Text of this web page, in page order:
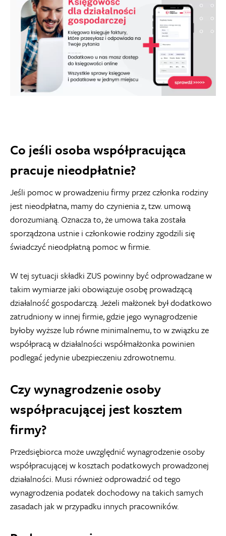
Co jeśli osoba współpracująca
pracuje nieodpłatnie?
Jeśli pomoc w prowadzeniu firmy przez członka rodziny
jest nieodpłatna, mamy do czynienia z, tzw. umową
dorozumianą. Oznacza to, że umowa taka została
sporządzona ustnie i członkowie rodziny zgodzili się
świadczyć nieodpłatną pomoc w firmie.
W tej sytuacji składki ZUS powinny być odprowadzane w
takim wymiarze jaki obowiązuje osobę prowadzącą
działalność gospodarczą. Jeżeli małżonek był dodatkowo
zatrudniony w innej firmie, gdzie jego wynagrodzenie
byłoby wyższe lub równe minimalnemu, to w związku ze
współpracą w działalności współmałżonka powinien
podlegać jedynie ubezpieczeniu zdrowotnemu.
Czy wynagrodzenie osoby
współpracującej jest kosztem
firmy?
Przedsiębiorca może uwzględnić wynagrodzenie osoby
współpracującej w kosztach podatkowych prowadzonej
działalności. Musi również odprowadzić od tego
wynagrodzenia podatek dochodowy na takich samych
zasadach jak w przypadku innych pracowników.